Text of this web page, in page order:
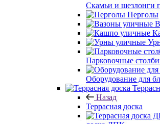
Скамьи и шезлонги
Перголы
Парковочные
Оборудование для
Назад
Террасная доска